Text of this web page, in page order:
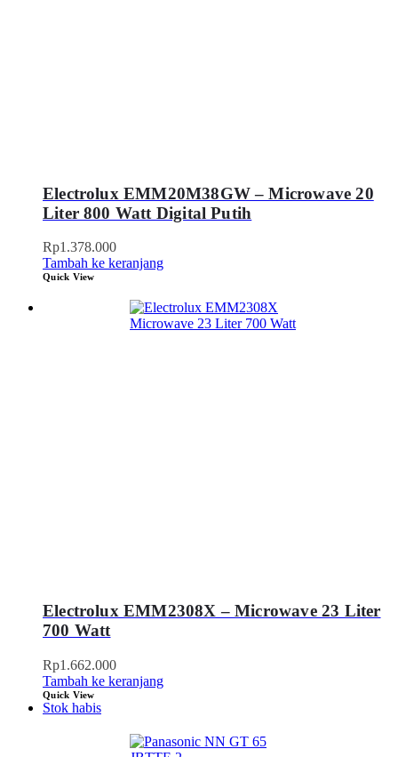
Electrolux EMM20M38GW – Microwave 20
Liter 800 Watt Digital Putih
Rp1.378.000
Tambah ke keranjang
Quick View
Electrolux EMM2308X – Microwave 23 Liter
700 Watt
Rp1.662.000
Tambah ke keranjang
Quick View
Stok habis